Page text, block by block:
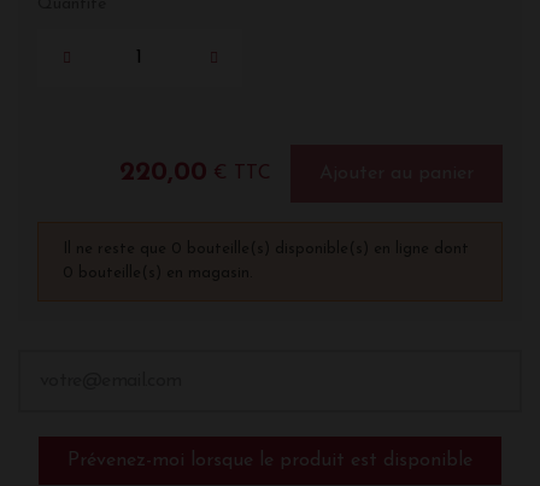
220,00 € TTC
Prévenez-moi lorsque le produit est disponible